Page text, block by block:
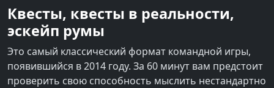
Квесты, квесты в реальности,
эскейп румы
Это самый классический формат командной игры,
появившийся в 2014 году. За 60 минут вам предстоит
проверить свою способность мыслить нестандартно